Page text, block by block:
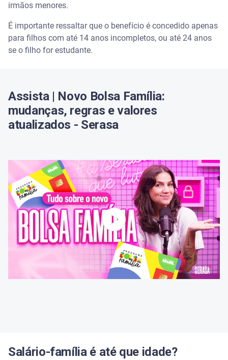
irmãos menores.
É importante ressaltar que o benefício é concedido apenas
para filhos com até 14 anos incompletos, ou até 24 anos
se o filho for estudante.
Assista | Novo Bolsa Família:
mudanças, regras e valores
atualizados - Serasa
Salário-família é até que idade?